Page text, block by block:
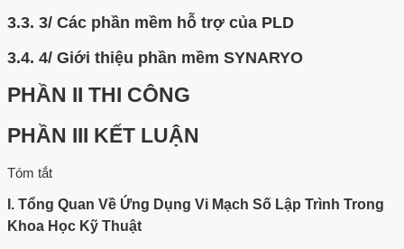
3.3. 3/ Các phần mềm hỗ trợ của PLD
3.4. 4/ Giới thiệu phần mềm SYNARYO
PHẦN II THI CÔNG
PHẦN III KẾT LUẬN
Tóm tắt
I. Tổng Quan Về Ứng Dụng Vi Mạch Số Lập Trình Trong
Khoa Học Kỹ Thuật